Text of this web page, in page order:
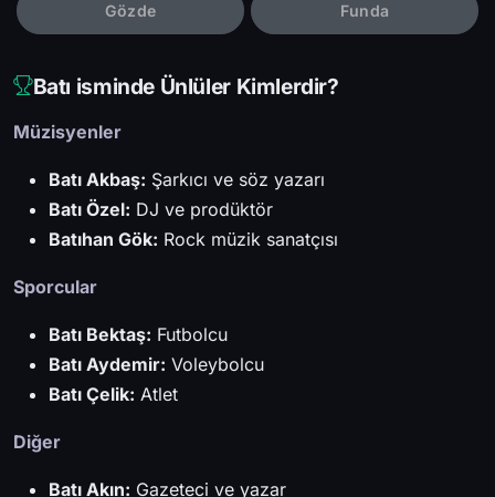
Gözde Funda
Batı isminde Ünlüler Kimlerdir?
Müzisyenler
Batı Akbaş: Şarkıcı ve söz yazarı
Batı Özel: DJ ve prodüktör
Batıhan Gök: Rock müzik sanatçısı
Sporcular
Batı Bektaş: Futbolcu
Batı Aydemir: Voleybolcu
Batı Çelik: Atlet
Diğer
Batı Akın: Gazeteci ve yazar